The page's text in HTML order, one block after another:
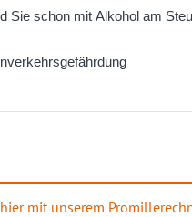
hier mit unserem